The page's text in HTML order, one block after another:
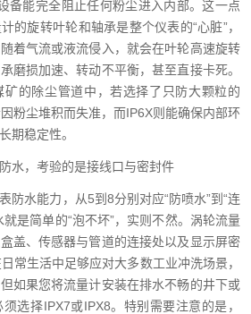
备能完全阻止任何粉尘进入内部。这一点
的旋转叶轮和轴承是整个仪表的“心脏”，
着气流或液流侵入，就会在叶轮高速旋转
磨损加速、转动不平衡，甚至直接卡死。
的除尘管道中，若选择了只防大颗粒的
粉尘堆积而失准，而IP6X则能确保内部环
期稳定性。
水，考验的是接线口与密封件
防水能力，从5到8分别对应“防喷水”到“连
是简单的“泡不坏”，实则不然。涡轮流量
盖、传感器与管道的连接处以及显示屏密
常生活中足够应对大多数工业冲洗场景，
如果您将流量计安装在排水不畅的井下或
选择IPX7或IPX8。特别需要注意的是，